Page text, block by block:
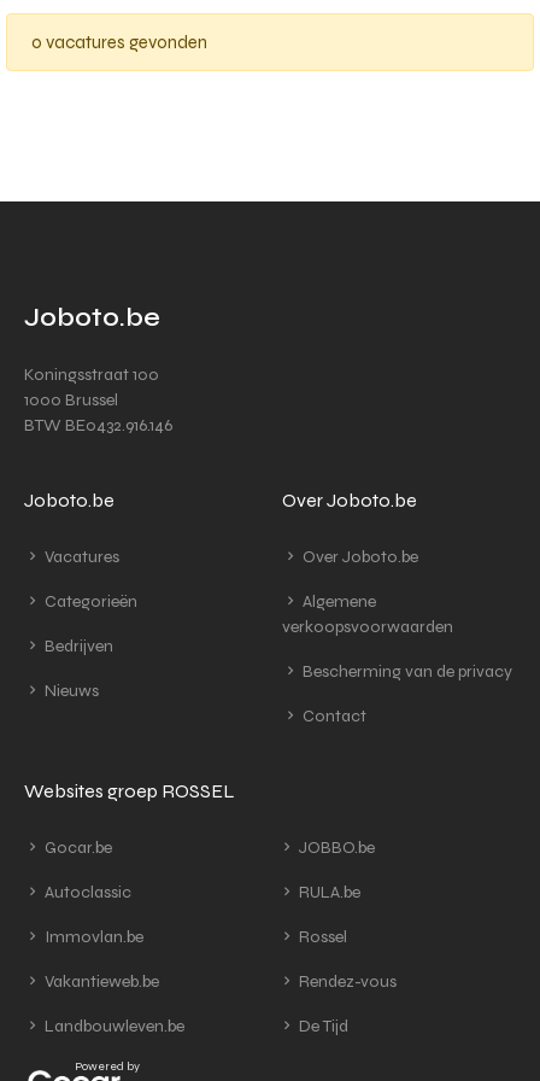
0 vacatures gevonden
Joboto.be
Koningsstraat 100
1000 Brussel
BTW BE0432.916.146
Joboto.be
Vacatures
Categorieën
Bedrijven
Nieuws
Over Joboto.be
Over Joboto.be
Algemene
verkoopsvoorwaarden
Bescherming van de privacy
Contact
Websites groep ROSSEL
Gocar.be
Autoclassic
Immovlan.be
Vakantieweb.be
Landbouwleven.be
JOBBO.be
RULA.be
Rossel
Rendez-vous
De Tijd
Powered by